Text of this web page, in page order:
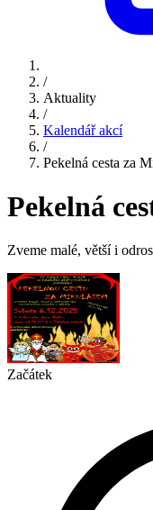
/
Aktuality
/
Kalendář akcí
/
Pekelná cesta za
Pekelná
Zveme malé, větší i
Začátek